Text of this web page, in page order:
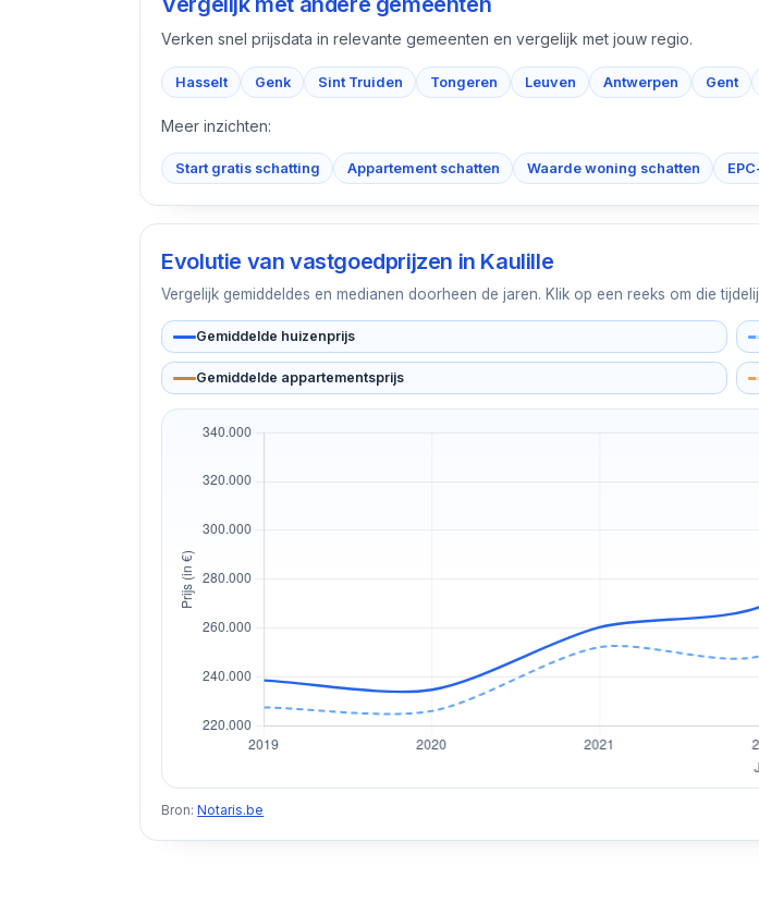
Verken snel prijsdata in relevante gemeenten en vergelijk met jouw regio.
Hasselt Genk Sint Truiden Tongeren Leuven Antwerpen Gent
Meer inzichten:
Start gratis schatting Appartement schatten Waarde woning schatten
Evolutie van vastgoedprijzen in Kaulille
Vergelijk gemiddeldes en medianen doorheen de jaren. Klik op een reeks om die
Gemiddelde huizenprijs
Gemiddelde appartementsprijs
Bron:Notaris.be